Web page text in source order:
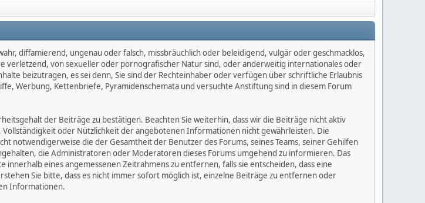
diffamierend, ungenau oder falsch, missbräuchlich oder beleidigend, vulgär oder geschmacklos,
verletzend, von sexueller oder pornografischer Natur sind, oder anderweitig internationales oder
beizutragen, es sei denn, Sie sind der Rechteinhaber oder verfügen über schriftliche Erlaubnis
Werbung, Kettenbriefe, Pyramidenschemata und versuchte Anstiftung sind in diesem Forum
der Beiträge zu bestätigen. Beachten Sie weiterhin, dass wir die Beiträge nicht aktiv
oder Nützlichkeit der angebotenen Informationen nicht gewährleisten. Die
notwendigerweise die der Gesamtheit der Benutzer des Forums, seines Teams, seiner Gehilfen
die Administratoren oder Moderatoren dieses Forums umgehend zu informieren. Das
eines angemessenen Zeitrahmens zu entfernen, falls sie entscheiden, dass eine
Sie bitte, dass es nicht immer sofort möglich ist, einzelne Beiträge zu entfernen oder
Informationen.